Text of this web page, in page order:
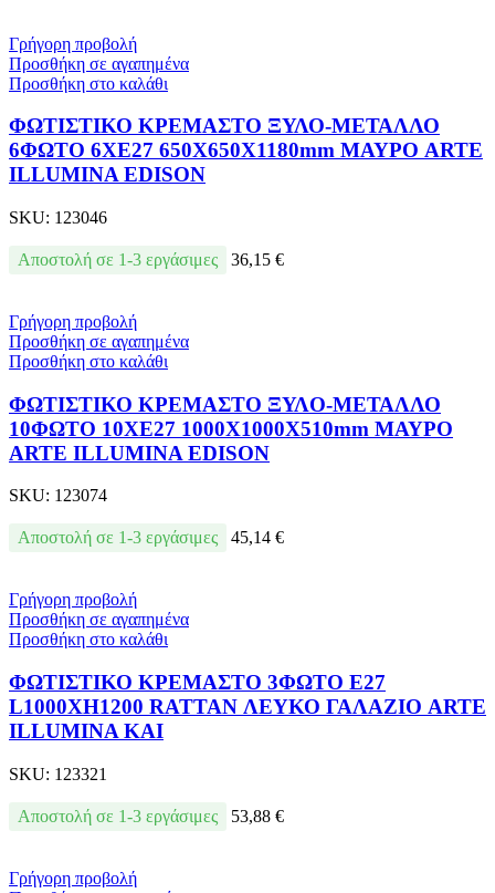
Γρήγορη προβολή
Προσθήκη σε αγαπημένα
Προσθήκη στο καλάθι
ΦΩΤΙΣΤΙΚΟ ΚΡΕΜΑΣΤΟ ΞΥΛΟ-ΜΕΤΑΛΛΟ
6ΦΩΤΟ 6XΕ27 650X650X1180mm ΜΑΥΡΟ ARTE
ILLUMINA EDISON
SKU: 123046
Αποστολή σε 1-3 εργάσιμες 36,15 €
Γρήγορη προβολή
Προσθήκη σε αγαπημένα
Προσθήκη στο καλάθι
ΦΩΤΙΣΤΙΚΟ ΚΡΕΜΑΣΤΟ ΞΥΛO-ΜΕΤΑΛΛΟ
10ΦΩΤΟ 10XΕ27 1000X1000X510mm ΜΑΥΡΟ
ARTE ILLUMINA EDISON
SKU: 123074
Αποστολή σε 1-3 εργάσιμες 45,14 €
Γρήγορη προβολή
Προσθήκη σε αγαπημένα
Προσθήκη στο καλάθι
ΦΩΤΙΣΤΙΚΟ ΚΡΕΜΑΣΤΟ 3ΦΩΤΟ Ε27
L1000XH1200 RATTAN ΛΕΥΚΟ ΓΑΛΑΖΙΟ ARTE
ILLUMINA KAI
SKU: 123321
Αποστολή σε 1-3 εργάσιμες 53,88 €
Γρήγορη προβολή